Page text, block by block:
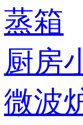
蒸箱
厨房
微波